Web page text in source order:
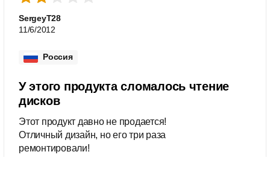
SergeyT28
11/6/2012
Россия
У этого продукта сломалось чтение
дисков
Этот продукт давно не продается!
Отличный дизайн, но его три раза
ремонтировали!